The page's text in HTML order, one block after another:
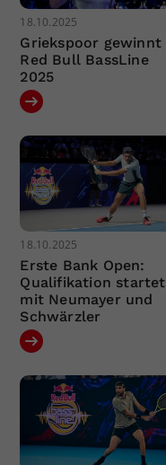
18.10.2025
Griekspoor gewinnt
Red Bull BassLine
2025
18.10.2025
Erste Bank Open:
Qualifikation startet
mit Neumayer und
Schwärzler